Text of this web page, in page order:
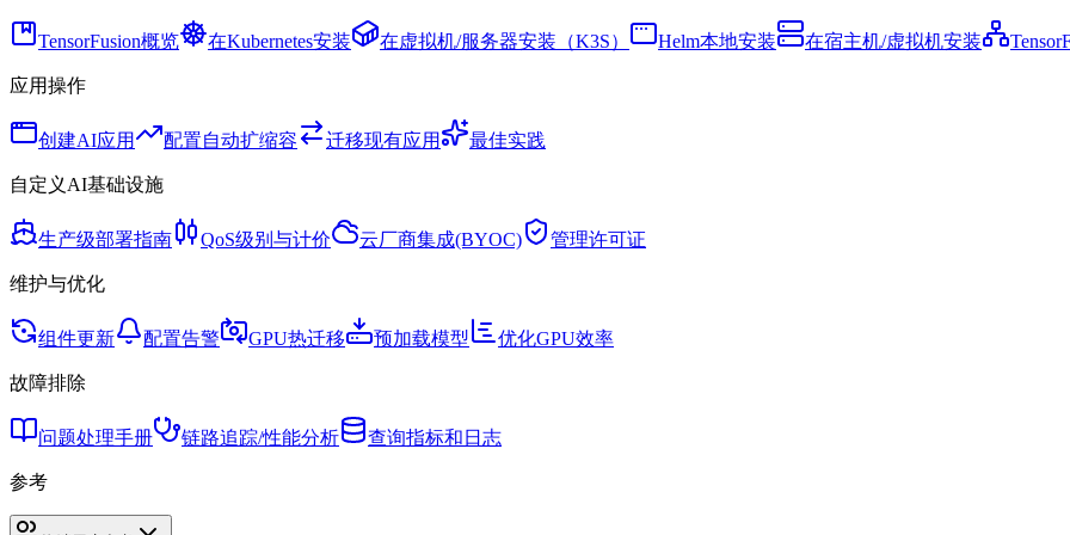
TensorFusion概览 在Kubernetes安装 在虚拟机/服务器安装（K3S） Helm本地安装 在宿主机/虚拟机安装
应用操作
创建AI应用 配置自动扩缩容 迁移现有应用 最佳实践
自定义AI基础设施
生产级部署指南 QoS级别与计价 云厂商集成(BYOC) 管理许可证
维护与优化
组件更新 配置告警 GPU热迁移 预加载模型 优化GPU效率
故障排除
问题处理手册 链路追踪/性能分析 查询指标和日志
参考